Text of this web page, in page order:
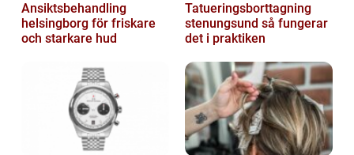
Ansiktsbehandling
helsingborg för friskare
och starkare hud
Tatueringsborttagning
stenungsund så fungerar
det i praktiken